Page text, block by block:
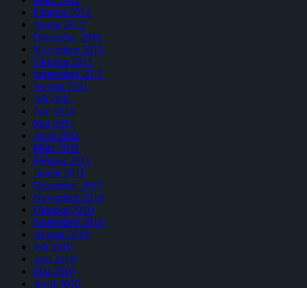
Februar 2012
Januar 2012
Dezember 2011
November 2011
Oktober 2011
September 2011
August 2011
Juli 2011
Juni 2011
Mai 2011
April 2011
März 2011
Februar 2011
Januar 2011
Dezember 2010
November 2010
Oktober 2010
September 2010
August 2010
Juli 2010
Juni 2010
Mai 2010
April 2010